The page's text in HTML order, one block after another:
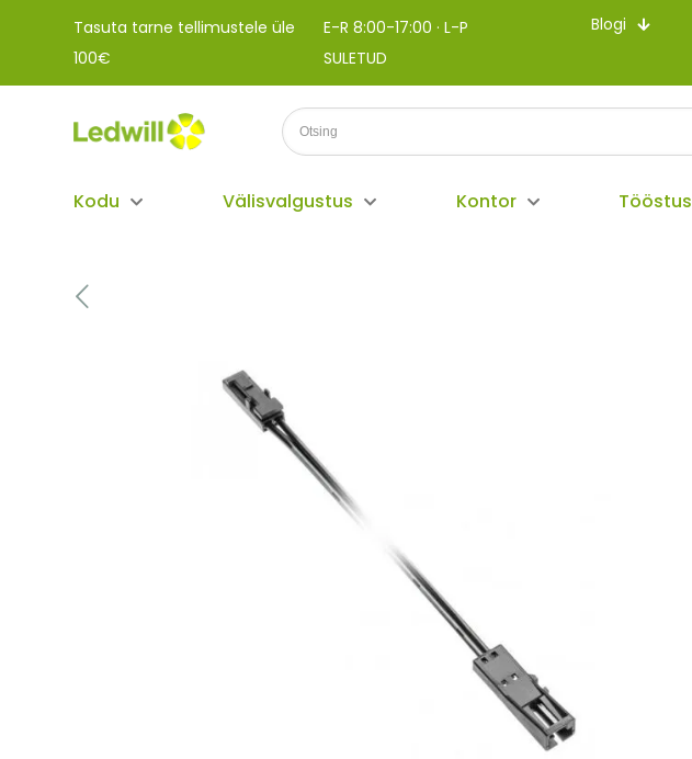
Tasuta tarne tellimustele üle
100€
E-R 8:00-17:00 · L-P
SULETUD
Blogi
Kodu Välisvalgustus Kontor Tööstus